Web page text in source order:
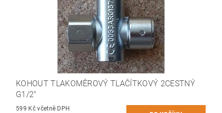
KOHOUT TLAKOMĚROVÝ TLAČÍTKOVÝ 2CESTNÝ
G1/2"
599 Kč včetně DPH